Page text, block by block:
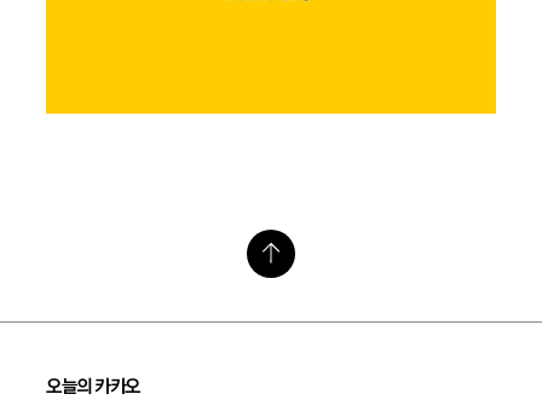
오늘의 카카오